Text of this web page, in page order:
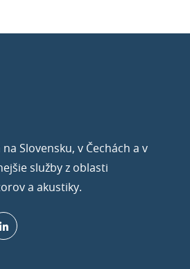
Slovensku, v Čechách a v
služby z oblasti
a akustiky.